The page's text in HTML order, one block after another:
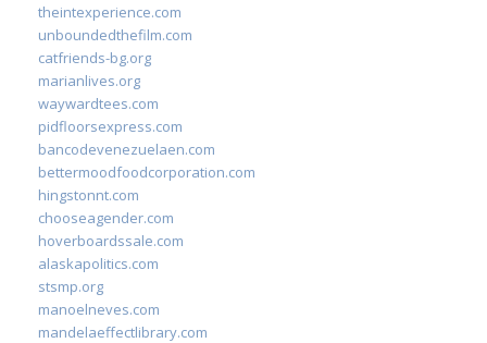
theintexperience.com
unboundedthefilm.com
catfriends-bg.org
marianlives.org
waywardtees.com
pidfloorsexpress.com
bancodevenezuelaen.com
bettermoodfoodcorporation.com
hingstonnt.com
chooseagender.com
hoverboardssale.com
alaskapolitics.com
stsmp.org
manoelneves.com
mandelaeffectlibrary.com